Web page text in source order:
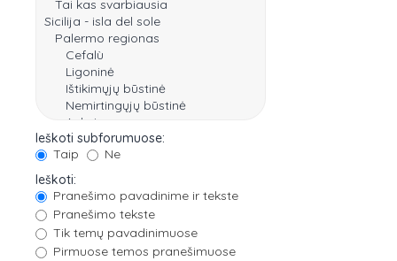
Ieškoti subforumuose:
Taip
Ne
Ieškoti:
Pranešimo pavadinime ir tekste
Pranešimo tekste
Tik temų pavadinimuose
Pirmuose temos pranešimuose